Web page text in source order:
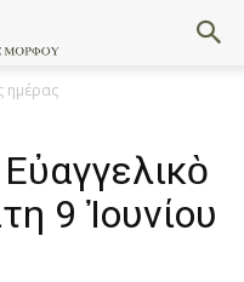
ημέρας
9 Ἰουνίου